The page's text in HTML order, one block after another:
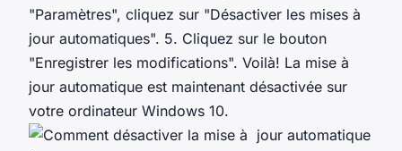
"Paramètres", cliquez sur "Désactiver les mises à
jour automatiques". 5. Cliquez sur le bouton
"Enregistrer les modifications". Voilà! La mise à
jour automatique est maintenant désactivée sur
votre ordinateur Windows 10.